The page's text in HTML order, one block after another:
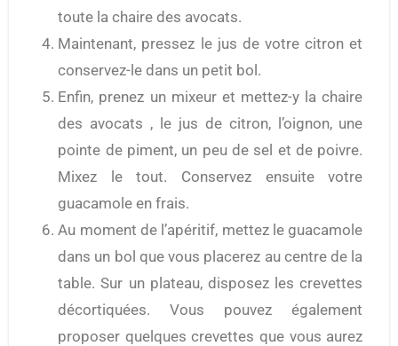
toute la chaire des avocats.
Maintenant, pressez le jus de votre citron et
conservez-le dans un petit bol.
Enfin, prenez un mixeur et mettez-y la chaire
des avocats , le jus de citron, l’oignon, une
pointe de piment, un peu de sel et de poivre.
Mixez le tout. Conservez ensuite votre
guacamole en frais.
Au moment de l’apéritif, mettez le guacamole
dans un bol que vous placerez au centre de la
table. Sur un plateau, disposez les crevettes
décortiquées. Vous pouvez également
proposer quelques crevettes que vous aurez